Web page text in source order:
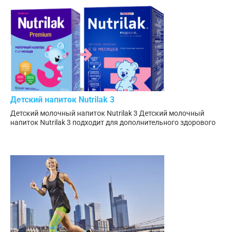
Детский напиток Nutrilak 3
Детский молочный напиток Nutrilak 3 Детский молочный
напиток Nutrilak 3 подходит для дополнительного здорового